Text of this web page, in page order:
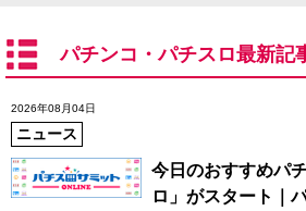
パチンコ・パチスロ最新記
2026年08月04日
ニュース
今日のおすすめパ
ロ」がスタート｜